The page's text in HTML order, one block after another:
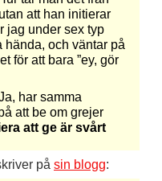
att han initierar
jag under sex typ
hända, och väntar på
för att bara ”ey, gör
har samma
att be om grejer
att ge är svårt
på sin blogg: